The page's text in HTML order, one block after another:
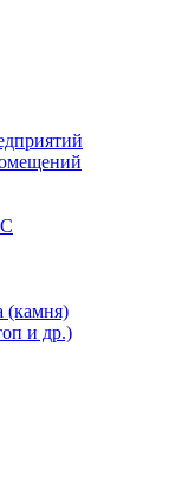
(камня)
и др.)